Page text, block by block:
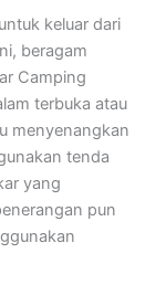
keluar dari
beragam
Camping
terbuka atau
menyenangkan
tenda
yang
pun